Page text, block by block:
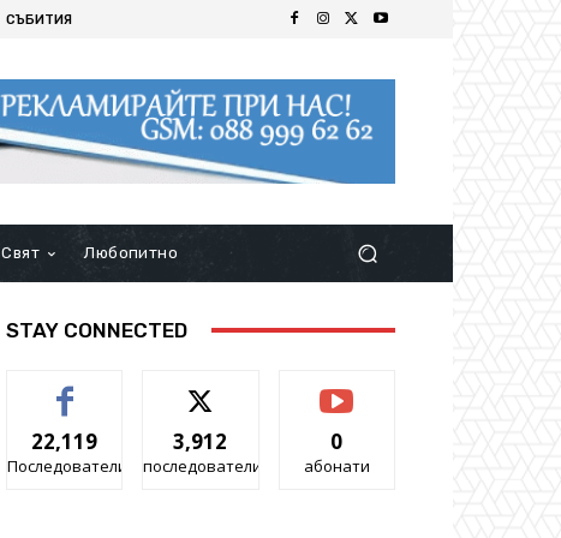
СЪБИТИЯ
Свят Любопитно
STAY CONNECTED
22,119
Последователи
3,912
последователи
0
абонати